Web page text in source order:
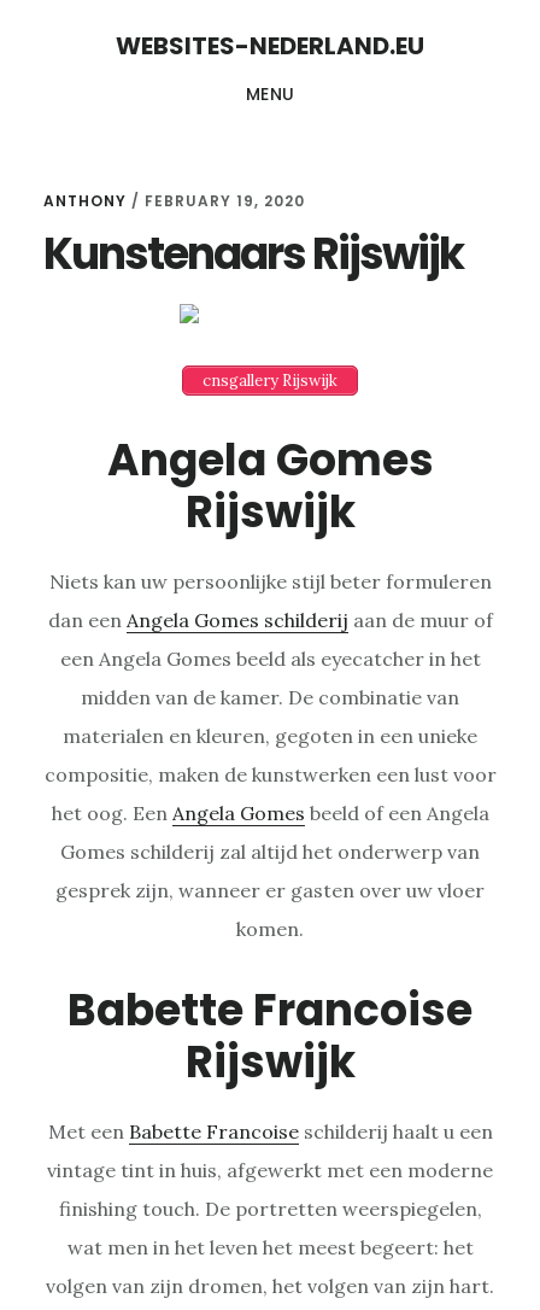
WEBSITES-NEDERLAND.EU
MENU
ANTHONY / FEBRUARY 19, 2020
Kunstenaars Rijswijk
cnsgallery Rijswijk
Angela Gomes
Rijswijk
Niets kan uw persoonlijke stijl beter formuleren
dan een Angela Gomes schilderij aan de muur of
een Angela Gomes beeld als eyecatcher in het
midden van de kamer. De combinatie van
materialen en kleuren, gegoten in een unieke
compositie, maken de kunstwerken een lust voor
het oog. Een Angela Gomes beeld of een Angela
Gomes schilderij zal altijd het onderwerp van
gesprek zijn, wanneer er gasten over uw vloer
komen.
Babette Francoise
Rijswijk
Met een Babette Francoiseschilderij haalt u een
vintage tint in huis, afgewerkt met een moderne
finishing touch. De portretten weerspiegelen,
wat men in het leven het meest begeert: het
volgen van zijn dromen, het volgen van zijn hart.